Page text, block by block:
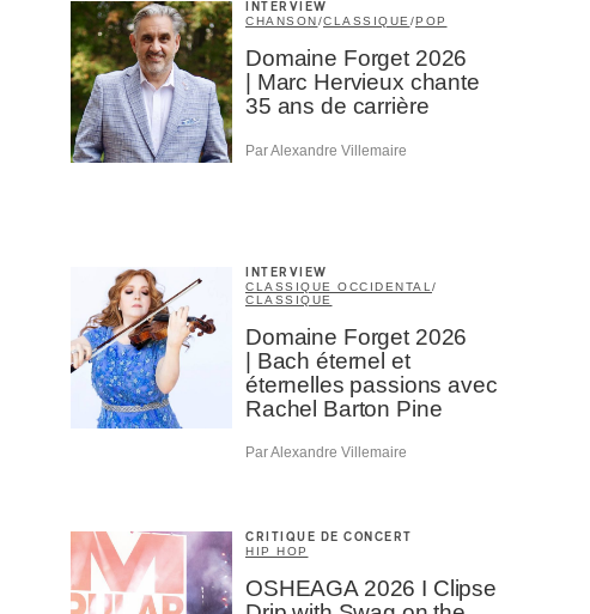
INTERVIEW
CHANSON /CLASSIQUE/POP
Domaine Forget 2026
| Marc Hervieux chante
35 ans de carrière
Par Alexandre Villemaire
INTERVIEW
CLASSIQUE OCCIDENTAL /
CLASSIQUE
Domaine Forget 2026
| Bach éternel et
éternelles passions avec
Rachel Barton Pine
Par Alexandre Villemaire
CRITIQUE DE CONCERT
HIP HOP
OSHEAGA 2026 I Clipse